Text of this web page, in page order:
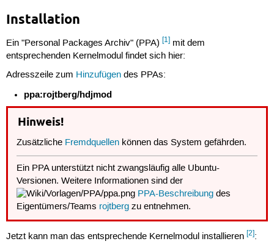
Installation
Ein "Personal Packages Archiv" (PPA) [1]mit dem
entsprechenden Kernelmodul findet sich hier:
Adresszeile zum Hinzufügendes PPAs:
ppa:rojtberg/hdjmod
Hinweis!
Zusätzliche Fremdquellen können das System gefährden.
Ein PPA unterstützt nicht zwangsläufig alle Ubuntu-
Versionen. Weitere Informationen sind der
PPA-Beschreibung des
Eigentümers/Teams rojtberg zu entnehmen.
Jetzt kann man das entsprechende Kernelmodul installieren [2]: